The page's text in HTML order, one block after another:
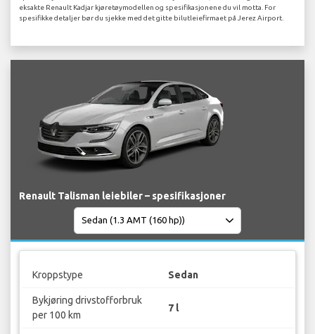
eksakte Renault Kadjar kjøretøymodellen og spesifikasjonene du vil motta. For
spesifikke detaljer bør du sjekke med det gitte bilutleiefirmaet på Jerez Airport.
Renault Talisman leiebiler – spesifikasjoner
Kroppstype Sedan
Bykjøring drivstofforbruk
per 100 km
7 l